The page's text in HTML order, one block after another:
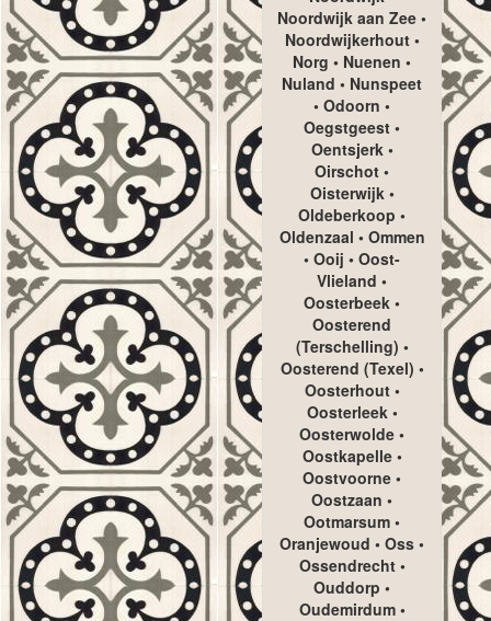
Noordwijk aan Zee •
Noordwijkerhout •
Norg • Nuenen •
Nuland • Nunspeet
• Odoorn •
Oegstgeest •
Oentsjerk •
Oirschot •
Oisterwijk •
Oldeberkoop •
Oldenzaal • Ommen
• Ooij • Oost-
Vlieland •
Oosterbeek •
Oosterend
(Terschelling) •
Oosterend (Texel) •
Oosterhout •
Oosterleek •
Oosterwolde •
Oostkapelle •
Oostvoorne •
Oostzaan •
Ootmarsum •
Oranjewoud • Oss •
Ossendrecht •
Ouddorp •
Oudemirdum •